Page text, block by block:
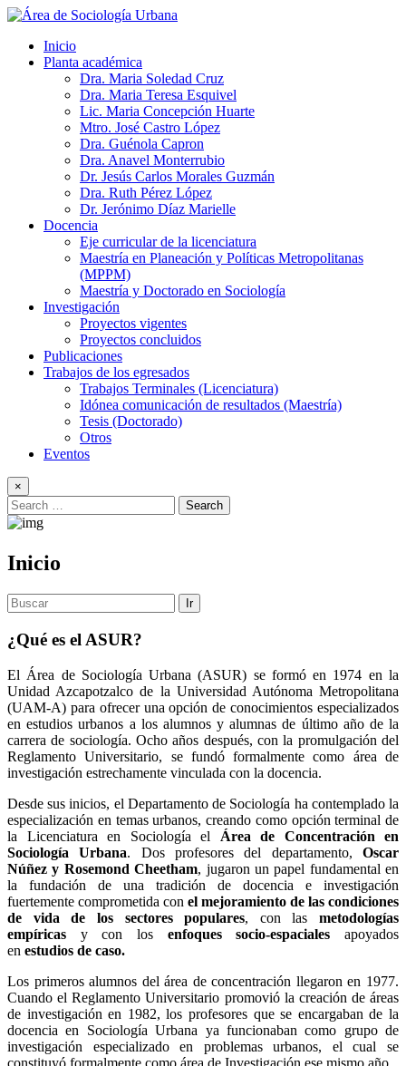
Inicio
Planta académica
Dra. Maria Soledad Cruz
Dra. Maria Teresa Esquivel
Lic. Maria Concepción Huarte
Mtro. José Castro López
Dra. Guénola Capron
Dra. Anavel Monterrubio
Dr. Jesús Carlos Morales Guzmán
Dra. Ruth Pérez López
Dr. Jerónimo Díaz Marielle
Docencia
Eje curricular de la licenciatura
Maestría en Planeación y Políticas Metropolitanas
(MPPM)
Maestría y Doctorado en Sociología
Investigación
Proyectos vigentes
Proyectos concluidos
Publicaciones
Trabajos de los egresados
Trabajos Terminales (Licenciatura)
Idónea comunicación de resultados (Maestría)
Tesis (Doctorado)
Otros
Eventos
×
Inicio
Ir
¿Qué es el ASUR?
El Área de Sociología Urbana (ASUR) se formó en 1974 en la
Unidad Azcapotzalco de la Universidad Autónoma Metropolitana
(UAM-A) para ofrecer una opción de conocimientos especializados
en estudios urbanos a los alumnos y alumnas de último año de la
carrera de sociología. Ocho años después, con la promulgación del
Reglamento Universitario, se fundó formalmente como área de
investigación estrechamente vinculada con la docencia.
Desde sus inicios, el Departamento de Sociología ha contemplado la
especialización en temas urbanos, creando como opción terminal de
la Licenciatura en Sociología el Área de Concentración en
Sociología Urbana. Dos profesores del departamento, Oscar
Núñez y Rosemond Cheetham, jugaron un papel fundamental en
la fundación de una tradición de docencia e investigación
fuertemente comprometida con el mejoramiento de las condiciones
de vida de los sectores populares, con las metodologías
empíricas y con los enfoques socio-espacialesapoyados
en estudios de caso.
Los primeros alumnos del área de concentración llegaron en 1977.
Cuando el Reglamento Universitario promovió la creación de áreas
de investigación en 1982, los profesores que se encargaban de la
docencia en Sociología Urbana ya funcionaban como grupo de
investigación especializado en problemas urbanos, el cual se
constituyó formalmente como área de Investigación ese mismo año.